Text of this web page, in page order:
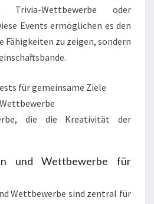
Wettbewerbe oder
Events ermöglichen es den
Fähigkeiten zu zeigen, sondern
für gemeinsame Ziele
die die Kreativität der
und Wettbewerbe für
Wettbewerbe sind zentral für